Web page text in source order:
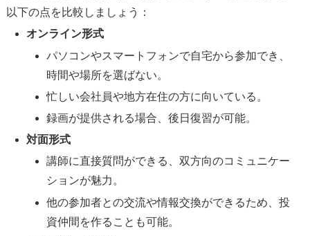
以下の点を比較しましょう：
オンライン形式
パソコンやスマートフォンで自宅から参加でき、
時間や場所を選ばない。
忙しい会社員や地方在住の方に向いている。
録画が提供される場合、後日復習が可能。
対面形式
講師に直接質問ができる、双方向のコミュニケー
ションが魅力。
他の参加者との交流や情報交換ができるため、投
資仲間を作ることも可能。